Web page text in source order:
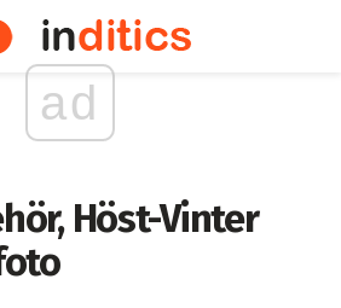
ad
Höst-Vinter